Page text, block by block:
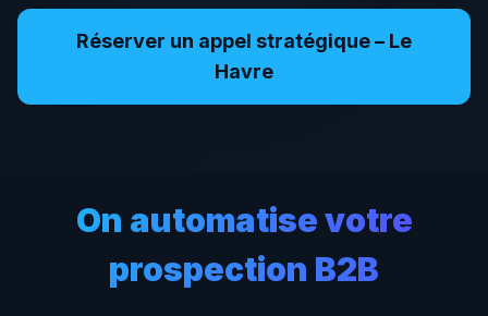
Réserver un appel stratégique – Le
Havre
On automatise votre
prospection B2B